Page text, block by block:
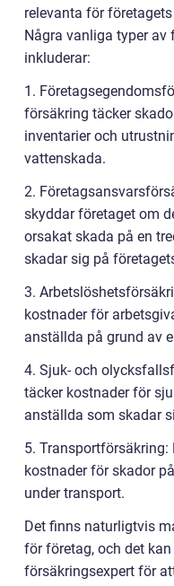
relevanta för
Några vanliga typer
inkluderar:
1.
försäkring täcker
inventarier och
vattenskada.
2.
skyddar företaget om
orsakat skada på en
skadar sig på
3.
kostnader för
anställda på grund av
4. Sjuk- och
täcker kostnader för
anställda som skadar
5.
kostnader för skador
under transport.
Det finns naturligtvis
för företag, och det
försäkringsexpert för